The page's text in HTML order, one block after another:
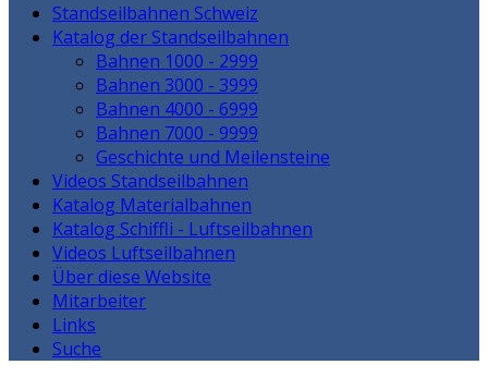
Standseilbahnen Schweiz
Katalog der Standseilbahnen
Bahnen 1000 - 2999
Bahnen 3000 - 3999
Bahnen 4000 - 6999
Bahnen 7000 - 9999
Geschichte und Meilensteine
Videos Standseilbahnen
Katalog Materialbahnen
Katalog Schiffli - Luftseilbahnen
Videos Luftseilbahnen
Über diese Website
Mitarbeiter
Links
Suche